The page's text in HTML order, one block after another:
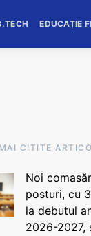
EDUCAȚIE
CITITE
Noi
posturi, cu
la debutul
2026-2027,